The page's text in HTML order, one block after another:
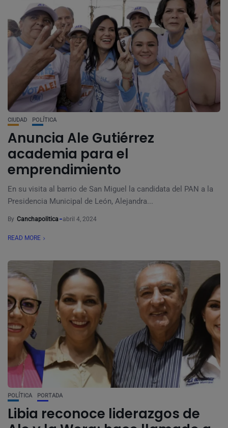
CIUDAD POLÍTICA
Anuncia Ale Gutiérrez
academia para el
emprendimiento
En su visita al barrio de San Miguel la candidata del PAN a la
Presidencia Municipal de León, Alejandra...
By Canchapolitica abril 4, 2024
READ MORE
POLÍTICA PORTADA
Libia reconoce liderazgos de